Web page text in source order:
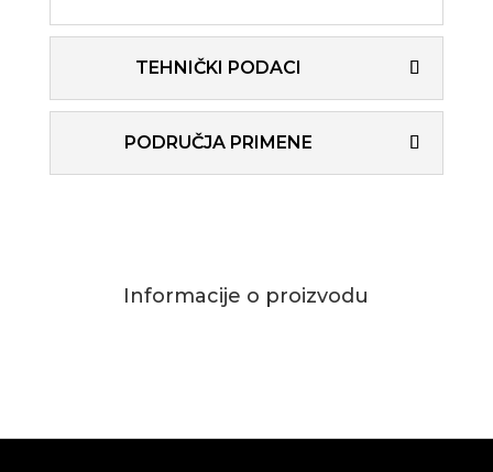
TEHNIČKI PODACI
PODRUČJA PRIMENE
Informacije o proizvodu